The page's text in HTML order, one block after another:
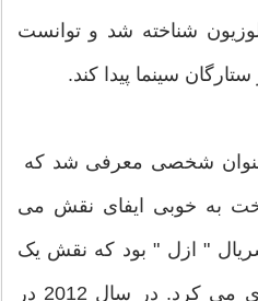
شناخته شد و توانست
سینما پیدا کند.
عنوان شخصی معرفی شد که
به خوبی ایفای نقش می
" ازل " بود که نقش یک
آدم کش با احساس را بازی می کرد. در سال 2012 در